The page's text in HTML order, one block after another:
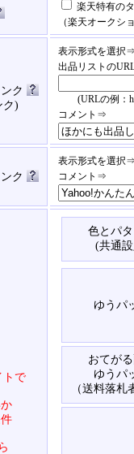
楽天特有の
（楽天オークシ
ク
ク)
表示形式を選択
出品リストの
(URLの例：
コメント⇒
ク
表示形式を選択
コメント⇒
トで
色とパ
(共通
ゆうパ
おてが
ゆうパ
（送料落札